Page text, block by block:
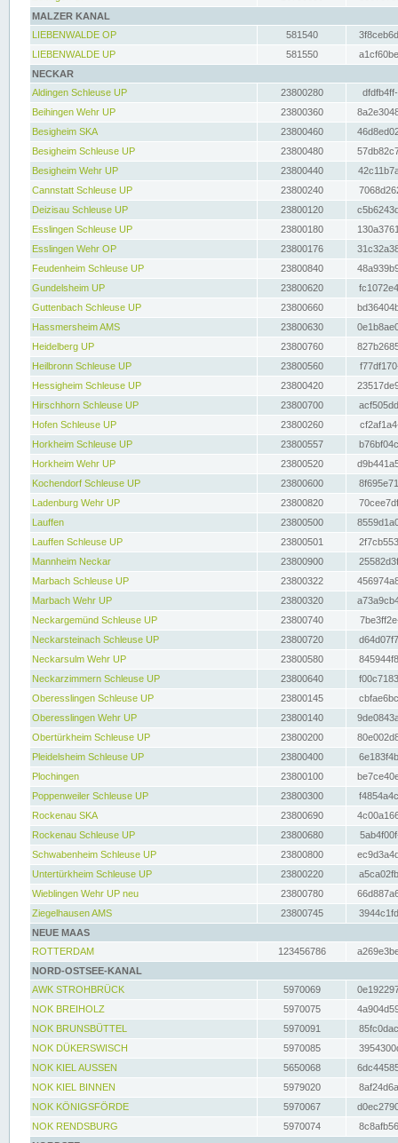
MALZER KANAL
LIEBENWALDE OP
581540
LIEBENWALDE UP
581550
NECKAR
Aldingen Schleuse UP
23800280
Beihingen Wehr UP
23800360
Besigheim SKA
23800460
Besigheim Schleuse UP
23800480
Besigheim Wehr UP
23800440
Cannstatt Schleuse UP
23800240
Deizisau Schleuse UP
23800120
Esslingen Schleuse UP
23800180
Esslingen Wehr OP
23800176
Feudenheim Schleuse UP
23800840
Gundelsheim UP
23800620
Guttenbach Schleuse UP
23800660
Hassmersheim AMS
23800630
Heidelberg UP
23800760
Heilbronn Schleuse UP
23800560
Hessigheim Schleuse UP
23800420
Hirschhorn Schleuse UP
23800700
Hofen Schleuse UP
23800260
Horkheim Schleuse UP
23800557
Horkheim Wehr UP
23800520
Kochendorf Schleuse UP
23800600
Ladenburg Wehr UP
23800820
Lauffen
23800500
Lauffen Schleuse UP
23800501
Mannheim Neckar
23800900
Marbach Schleuse UP
23800322
Marbach Wehr UP
23800320
Neckargemünd Schleuse UP
23800740
Neckarsteinach Schleuse UP
23800720
Neckarsulm Wehr UP
23800580
Neckarzimmern Schleuse UP
23800640
Oberesslingen Schleuse UP
23800145
Oberesslingen Wehr UP
23800140
Obertürkheim Schleuse UP
23800200
Pleidelsheim Schleuse UP
23800400
Plochingen
23800100
Poppenweiler Schleuse UP
23800300
Rockenau SKA
23800690
Rockenau Schleuse UP
23800680
Schwabenheim Schleuse UP
23800800
Untertürkheim Schleuse UP
23800220
Wieblingen Wehr UP neu
23800780
Ziegelhausen AMS
23800745
NEUE MAAS
ROTTERDAM
123456786
NORD-OSTSEE-KANAL
AWK STROHBRÜCK
5970069
NOK BREIHOLZ
5970075
NOK BRUNSBÜTTEL
5970091
NOK DÜKERSWISCH
5970085
NOK KIEL AUSSEN
5650068
NOK KIEL BINNEN
5979020
NOK KÖNIGSFÖRDE
5970067
NOK RENDSBURG
5970074